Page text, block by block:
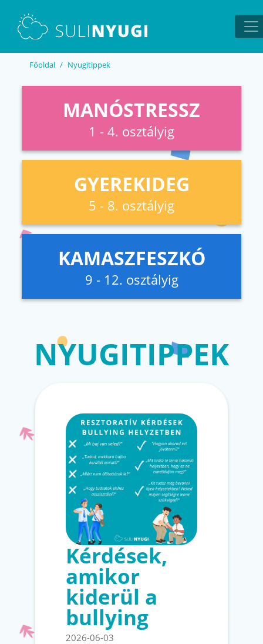
Főoldal Nyugitippek
MANÓSTRESSZ
1 - 4. osztályig
GYEREKIDEG
5 - 8. osztályig
KAMASZFESZKÓ
9 - 12. osztályig
NYUGITIPPEK
Kérdések,
amikor
kiderül a
bullying
2026-06-03